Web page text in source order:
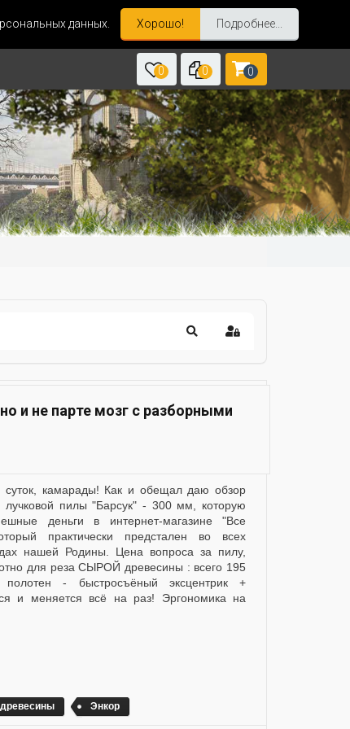
данных. Хорошо! Подробнее...
0 0 0
и не парте мозг с разборными
лучковой пилы "Барсук" - 300 мм, которую
деньги в интернет-магазине "Все
практически предстален во всех
нашей Родины. Цена вопроса за пилу,
для реза СЫРОЙ древесины : всего 195
- быстросъёный эксцентрик +
и меняется всё на раз! Эргономика на
Энкор